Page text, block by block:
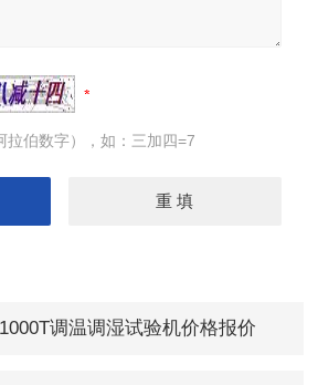
拉伯数字），如：三加四=7
调温调湿试验机价格报价